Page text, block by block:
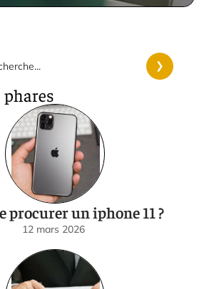
procurer un iphone 11 ?
12 mars 2026